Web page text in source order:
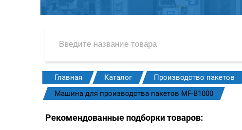
Главная Каталог Производство пакетов
Машина для производства пакетов MF-B1000
Рекомендованные подборки товаров: